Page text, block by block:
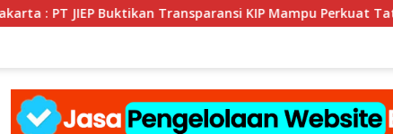
Transparansi KIP Mampu Perkuat Tata Kelola Perusahaan